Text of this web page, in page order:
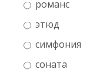
романс
этюд
симфония
соната